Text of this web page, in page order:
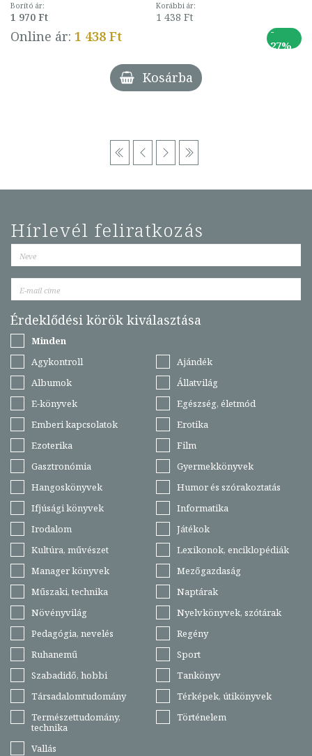
Borító ár:
1 970 Ft
Korábbi ár:
1 438 Ft
Online ár: 1 438 Ft
-
27%
Kosárba
Hírlevél feliratkozás
Érdeklődési körök kiválasztása
Minden
Agykontroll
Ajándék
Albumok
Állatvilág
E-könyvek
Egészség, életmód
Emberi kapcsolatok
Erotika
Ezoterika
Film
Gasztronómia
Gyermekkönyvek
Hangoskönyvek
Humor és szórakoztatás
Ifjúsági könyvek
Informatika
Irodalom
Játékok
Kultúra, művészet
Lexikonok, enciklopédiák
Manager könyvek
Mezőgazdaság
Műszaki, technika
Naptárak
Növényvilág
Nyelvkönyvek, szótárak
Pedagógia, nevelés
Regény
Ruhanemű
Sport
Szabadidő, hobbi
Tankönyv
Társadalomtudomány
Térképek, útikönyvek
Természettudomány,
technika
Történelem
Vallás